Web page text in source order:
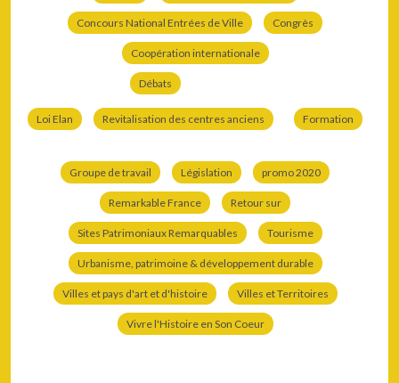
Concours National Entrées de Ville Congrès
Coopération internationale
Débats
Loi Elan Revitalisation des centres anciens Formation
Groupe de travail Législation promo 2020
Remarkable France Retour sur
Sites Patrimoniaux Remarquables Tourisme
Urbanisme, patrimoine & développement durable
Villes et pays d'art et d'histoire Villes et Territoires
Vivre l'Histoire en Son Coeur